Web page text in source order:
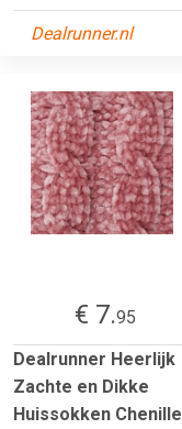
Dealrunner.nl
€ 7.95
Dealrunner Heerlijk
Zachte en Dikke
Huissokken Chenille